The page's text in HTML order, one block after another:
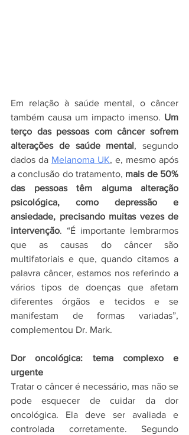
Em relação à saúde mental, o câncer
também causa um impacto imenso. Um
terço das pessoas com câncer sofrem
alterações de saúde mental, segundo
dados da Melanoma UK, e, mesmo após
a conclusão do tratamento, mais de 50%
das pessoas têm alguma alteração
psicológica, como depressão e
ansiedade, precisando muitas vezes de
intervenção. “É importante lembrarmos
que as causas do câncer são
multifatoriais e que, quando citamos a
palavra câncer, estamos nos referindo a
vários tipos de doenças que afetam
diferentes órgãos e tecidos e se
manifestam de formas variadas”,
complementou Dr. Mark.
Dor oncológica: tema complexo e
urgente
Tratar o câncer é necessário, mas não se
pode esquecer de cuidar da dor
oncológica. Ela deve ser avaliada e
controlada corretamente. Segundo